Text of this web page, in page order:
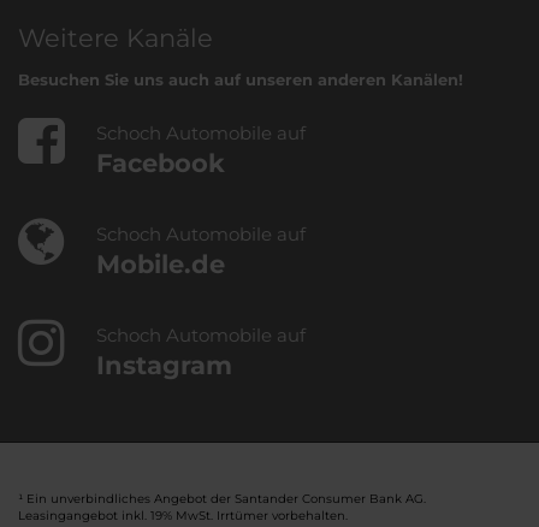
Weitere Kanäle
Besuchen Sie uns auch auf unseren anderen Kanälen!
Schoch Automobile auf
Facebook
Schoch Automobile auf
Mobile.de
Schoch Automobile auf
Instagram
¹ Ein unverbindliches Angebot der Santander Consumer Bank AG.
Leasingangebot inkl. 19% MwSt. Irrtümer vorbehalten.